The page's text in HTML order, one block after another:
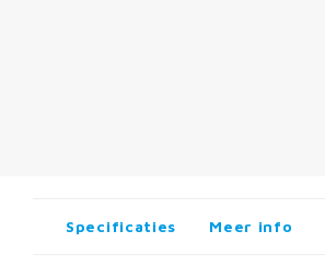
Specificaties Meer info